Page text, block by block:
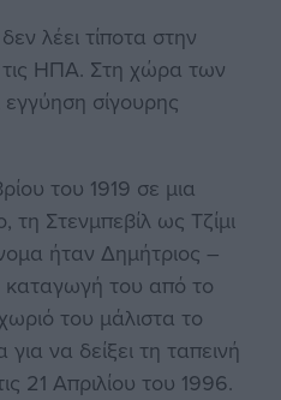
λέει τίποτα στην
ΗΠΑ. Στη χώρα των
σίγουρης
του 1919 σε μια
Στενμπεβίλ ως Τζίμι
ήταν Δημήτριος –
καταγωγή του από το
του μάλιστα το
να δείξει τη ταπεινή
21 Απριλίου του 1996.